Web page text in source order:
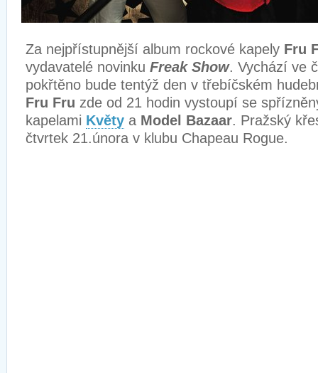
Za nejpřístupnější album rockové kapely Fru
vydavatelé novinku Freak Show. Vychází ve
pokřtěno bude tentýž den v třebíčském
Fru Fru zde od 21 hodin vystoupí se
kapelami Květy a Model Bazaar. Pražský
čtvrtek 21.února v klubu Chapeau Rogue.